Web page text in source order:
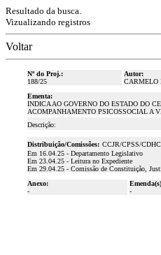
Resultado da busca.
Vizualizando registros
Voltar
Nº do Proj.:
188/25
Autor:
CARMELO
Ementa:
INDICA AO GOVERNO DO ESTADO DO
ACOMPANHAMENTO PSICOSSOCIAL A
Descrição:
Distribuição/Comissões: CCJR/CPSS/
Em 16.04.25 - Departamento Legislativo
Em 23.04.25 - Leitura no Expediente
Em 29.04.25 - Comissão de Constituição,
Anexo:
-
-